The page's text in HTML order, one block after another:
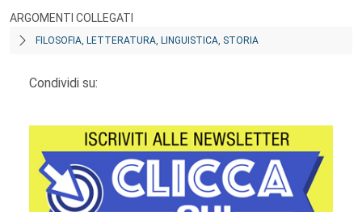
ARGOMENTI COLLEGATI
FILOSOFIA, LETTERATURA, LINGUISTICA, STORIA
Condividi su: